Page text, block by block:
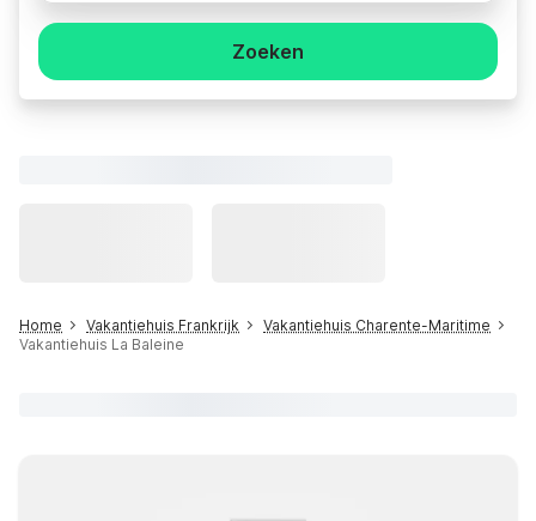
Zoeken
Home Vakantiehuis Frankrijk
Vakantiehuis Charente-Maritime
Vakantiehuis La Baleine